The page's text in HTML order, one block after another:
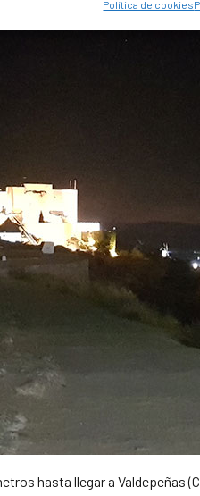
Política de cookies
hasta llegar a Valdepeñas